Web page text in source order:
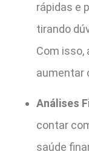
rápidas e
tirando
Com isso,
aumentar
Análises
contar
saúde